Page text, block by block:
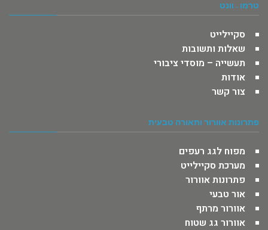
טרמו -וונט
סקיילייט
שאלות ותשובות
תעשייה – מוסדי ציבורי
אודות
צור קשר
פתרונות אוורור ותאורה טבעית
מפוח לגג רעפים
מערכת סקיילייט
פתרונות אוורור
אור טבעי
אוורור מרתף
אוורור גג שטוח